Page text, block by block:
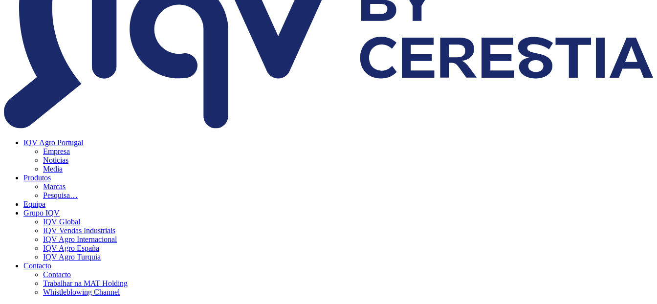
IQV Agro Portugal
Empresa
Noticias
Media
Produtos
Marcas
Pesquisa…
Equipa
Grupo IQV
IQV Global
IQV Vendas Industriais
IQV Agro Internacional
IQV Agro España
IQV Agro Turquia
Contacto
Contacto
Trabalhar na MAT Holding
Whistleblowing Channel